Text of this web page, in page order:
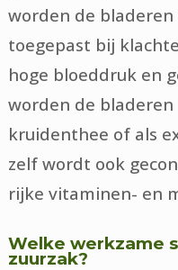
worden de
toegepast bij
hoge bloeddruk en
worden de
kruidenthee of als
zelf wordt ook
rijke vitaminen- en
Welke werkzame
zuurzak?